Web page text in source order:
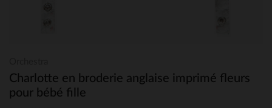
Charlotte en broderie anglaise imprimé fleurs
pour bébé fille